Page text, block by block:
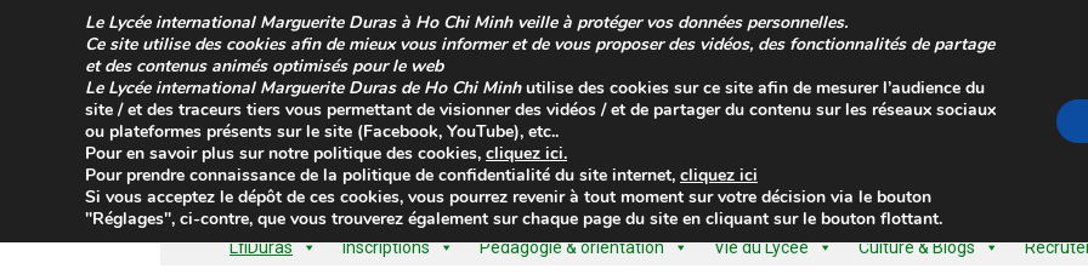
LfiDuras Inscriptions Pédagogie & orientation Vie du Lycée Culture & Blogs
Le Lycée international Marguerite Duras à Ho Chi Minhveille à protéger vos données personnelles.
Ce site utilise des cookies afin de mieux vous informer et de vous proposer des vidéos, des fonctionnalités de partage
et des contenus animés optimisés pour le web
Le Lycée international Marguerite Duras de Ho Chi Minhutilise des cookies sur ce site afin de mesurer l’audience du
site / et des traceurs tiers vous permettant de visionner des vidéos / et de partager du contenu sur les réseaux sociaux
ou plateformes présents sur le site (Facebook, YouTube), etc..
Pour en savoir plus sur notre politique des cookies, cliquez ici.
Pour prendre connaissance de la politique de confidentialité du site internet, cliquez ici
Si vous acceptez le dépôt de ces cookies, vous pourrez revenir à tout moment sur votre décision via le bouton
"Réglages", ci-contre, que vous trouverez également sur chaque page du site en cliquant sur le bouton flottant.